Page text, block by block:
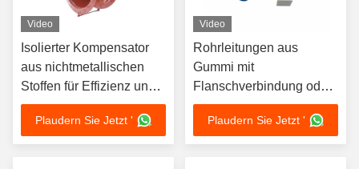
Video
Isolierter Kompensator
aus nichtmetallischen
Stoffen für Effizienz und
Zuverlässigkeit beim
Flüssigkeitsumschlag
Plaudern Sie Jetzt '
Video
Rohrleitungen aus
Gummi mit
Flanschverbindung oder
Kupplung
Plaudern Sie Jetzt '